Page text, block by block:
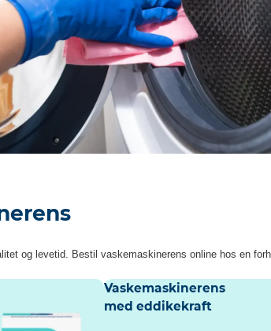
og levetid. Bestil vaskemaskinerens online hos en
Vaskemaskinerens
med eddikekraft